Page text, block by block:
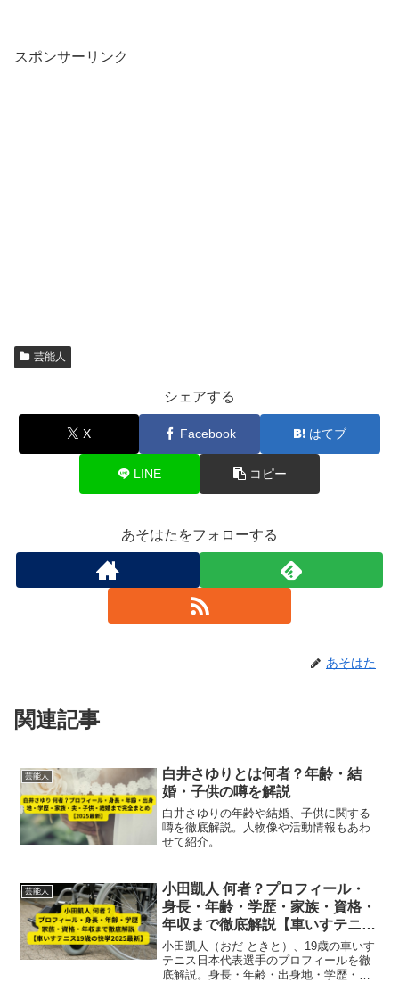
スポンサーリンク
芸能人
シェアする
X Facebook はてブ
LINE コピー
あそはたをフォローする
あそはた
関連記事
芸能人
白井さゆりとは何者？年齢・結
婚・子供の噂を解説
白井さゆりの年齢や結婚、子供に関する
噂を徹底解説。人物像や活動情報もあわ
せて紹介。
芸能人
小田凱人 何者？プロフィール・
身長・年齢・学歴・家族・資格・
年収まで徹底解説【車いすテニス
19歳の快挙2025最新】
小田凱人（おだ ときと）、19歳の車いす
テニス日本代表選手のプロフィールを徹
底解説。身長・年齢・出身地・学歴・家